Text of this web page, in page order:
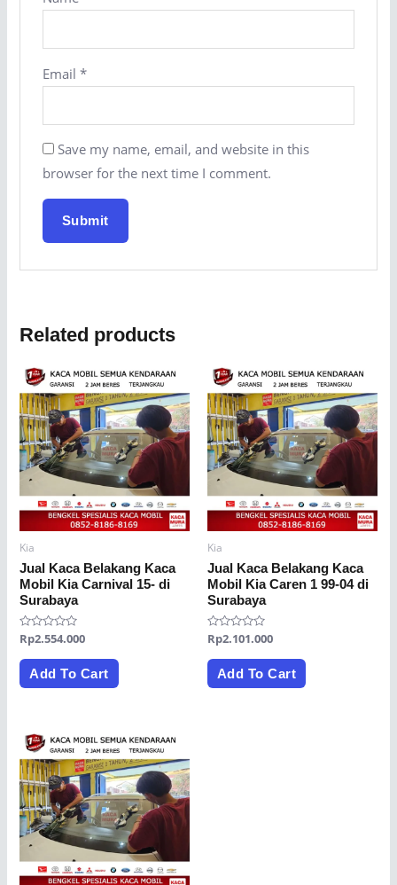
Email *
Save my name, email, and website in this
browser for the next time I comment.
Related products
Kia
Jual Kaca Belakang Kaca
Mobil Kia Carnival 15- di
Surabaya
Rated
out
Rp2.554.000
Add To Cart
Kia
Jual Kaca Belakang Kaca
Mobil Kia Caren 1 99-04 di
Surabaya
Rated
out
Rp2.101.000
Add To Cart